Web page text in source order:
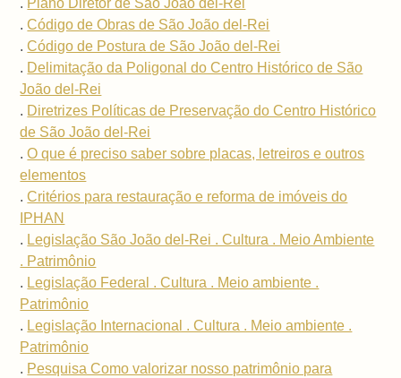
. Plano Diretor de São João del-Rei
.Código de Obras de São João del-Rei
.Código de Postura de São João del-Rei
. Delimitação da Poligonal do Centro Histórico de São
João del-Rei
. Diretrizes Políticas de Preservação do Centro Histórico
de São João del-Rei
.O que é preciso saber sobre placas, letreiros e outros
elementos
.Critérios para restauração e reforma de imóveis do
IPHAN
. Legislação São João del-Rei . Cultura . Meio Ambiente
. Patrimônio
. Legislação Federal . Cultura . Meio ambiente .
Patrimônio
. Legislação Internacional . Cultura . Meio ambiente .
Patrimônio
. Pesquisa Como valorizar nosso patrimônio para